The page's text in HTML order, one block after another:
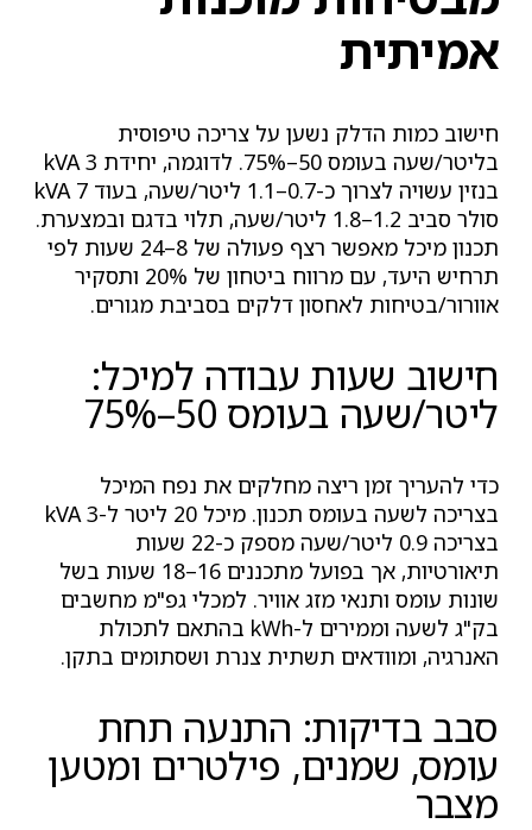
אמיתית
חישוב כמות הדלק נשען על צריכה טיפוסית
בליטר/שעה בעומס 50–75%. לדוגמה, יחידת 3 kVA
בנזין עשויה לצרוך כ-0.7–1.1 ליטר/שעה, בעוד 7 kVA
סולר סביב 1.2–1.8 ליטר/שעה, תלוי בדגם ובמצערת.
תכנון מיכל מאפשר רצף פעולה של 8–24 שעות לפי
תרחיש היעד, עם מרווח ביטחון של 20% ותסקיר
אוורור/בטיחות לאחסון דלקים בסביבת מגורים.
חישוב שעות עבודה למיכל:
ליטר/שעה בעומס 50–75%
כדי להעריך זמן ריצה מחלקים את נפח המיכל
בצריכה לשעה בעומס תכנון. מיכל 20 ליטר ל-3 kVA
בצריכה 0.9 ליטר/שעה מספק כ-22 שעות
תיאורטיות, אך בפועל מתכננים 16–18 שעות בשל
שונות עומס ותנאי מזג אוויר. למכלי גפ"מ מחשבים
בק"ג לשעה וממירים ל-kWh בהתאם לתכולת
האנרגיה, ומוודאים תשתית צנרת ושסתומים בתקן.
סבב בדיקות: התנעה תחת
עומס, שמנים, פילטרים ומטען
מצבר